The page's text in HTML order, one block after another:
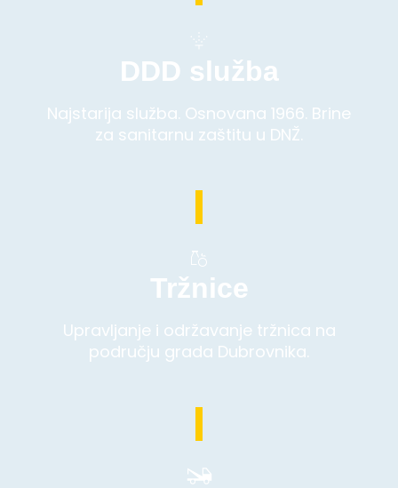
DDD služba
Najstarija služba. Osnovana 1966. Brine
za sanitarnu zaštitu u DNŽ.
Tržnice
Upravljanje i održavanje tržnica na
području grada Dubrovnika.